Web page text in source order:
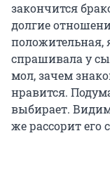
закончится
долгие
положительная,
спрашивала у
мол, зачем
нравится.
выбирает.
же рассорит его